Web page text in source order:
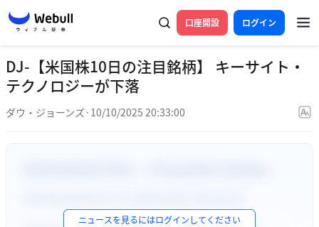
口座開設 ログイン
DJ-【米国株10日の注目銘柄】 キーサイト・
テクノロジーが下落
ダウ・ジョーンズ · 10/10/2025 20:33:00
ニュースを見るにはログインしてください